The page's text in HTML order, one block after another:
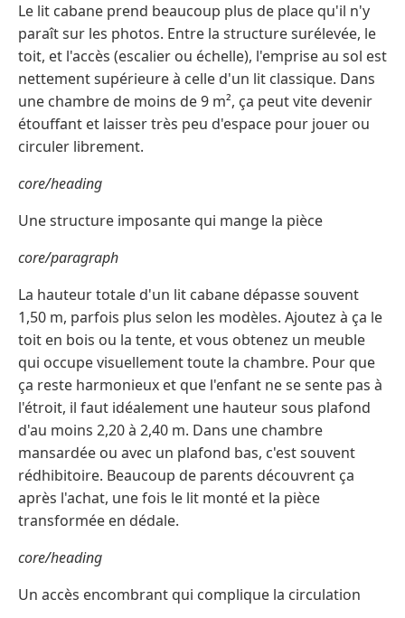
Le lit cabane prend beaucoup plus de place qu'il n'y
paraît sur les photos. Entre la structure surélevée, le
toit, et l'accès (escalier ou échelle), l'emprise au sol est
nettement supérieure à celle d'un lit classique. Dans
une chambre de moins de 9 m², ça peut vite devenir
étouffant et laisser très peu d'espace pour jouer ou
circuler librement.
core/heading
Une structure imposante qui mange la pièce
core/paragraph
La hauteur totale d'un lit cabane dépasse souvent
1,50 m, parfois plus selon les modèles. Ajoutez à ça le
toit en bois ou la tente, et vous obtenez un meuble
qui occupe visuellement toute la chambre. Pour que
ça reste harmonieux et que l'enfant ne se sente pas à
l'étroit, il faut idéalement une hauteur sous plafond
d'au moins 2,20 à 2,40 m. Dans une chambre
mansardée ou avec un plafond bas, c'est souvent
rédhibitoire. Beaucoup de parents découvrent ça
après l'achat, une fois le lit monté et la pièce
transformée en dédale.
core/heading
Un accès encombrant qui complique la circulation